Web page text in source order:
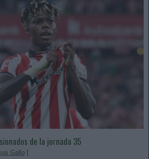
de la jornada 35
Gallo